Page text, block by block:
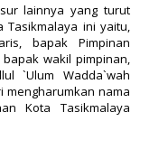
lainnya yang turut
Tasikmalaya ini yaitu,
bapak Pimpinan
wakil pimpinan,
`Ulum Wadda`wah
mengharumkan nama
Kota Tasikmalaya